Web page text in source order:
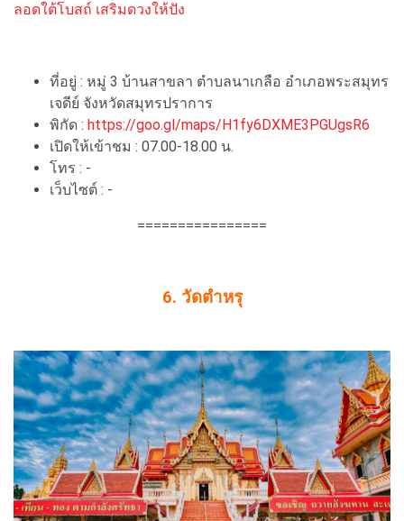
ลอดใต้โบสถ์ เสริมดวงให้ปัง
ที่อยู่ : หมู่ 3 บ้านสาขลา ตำบลนาเกลือ อำเภอพระสมุทร
เจดีย์ จังหวัดสมุทรปราการ
พิกัด : https://goo.gl/maps/H1fy6DXME3PGUgsR6
เปิดให้เข้าชม : 07.00-18.00 น.
โทร : -
เว็บไซต์ : -
================
6. วัดตำหรุ